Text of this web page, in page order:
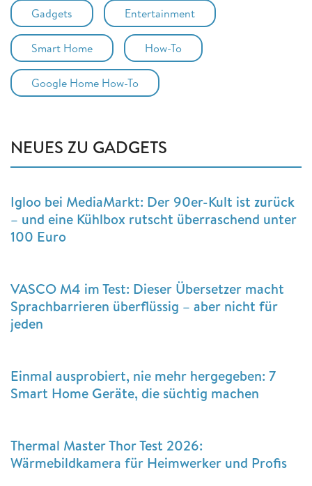
Gadgets Entertainment
Smart Home How-To
Google Home How-To
NEUES ZU GADGETS
Igloo bei MediaMarkt: Der 90er-Kult ist zurück
– und eine Kühlbox rutscht überraschend unter
100 Euro
VASCO M4 im Test: Dieser Übersetzer macht
Sprachbarrieren überflüssig – aber nicht für
jeden
Einmal ausprobiert, nie mehr hergegeben: 7
Smart Home Geräte, die süchtig machen
Thermal Master Thor Test 2026:
Wärmebildkamera für Heimwerker und Profis